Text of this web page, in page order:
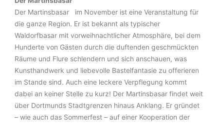
Der Martinsbasar im November ist eine Veranstaltung für
die ganze Region. Er ist bekannt als typischer
Waldorfbasar mit vorweihnachtlicher Atmosphäre, bei dem
Hunderte von Gästen durch die duftenden geschmückten
Räume und Flure schlendern und sich anschauen, was
Kunsthandwerk und liebevolle Bastelfantasie zu offerieren
im Stande sind. Auch eine leckere Verpflegung kommt
dabei an keiner Stelle zu kurz! Der Martinsbasar findet weit
über Dortmunds Stadtgrenzen hinaus Anklang. Er gründet
– wie auch das Sommerfest – auf einer Kooperation der